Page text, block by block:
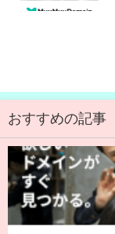
おすすめの記事